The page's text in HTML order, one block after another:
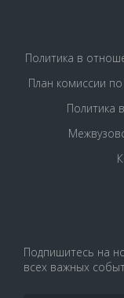
Политика в
План комиссии
Политика
Подпишитесь на
всех важных